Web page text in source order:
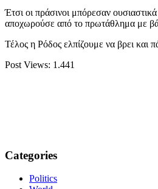
Έτσι οι πράσινοι μπόρεσαν
αποχωρούσε από το πρωτάθλημα με
Τέλος η Ρόδος ελπίζουμε να βρει και
Post Views: 1.441
Categories
Politics